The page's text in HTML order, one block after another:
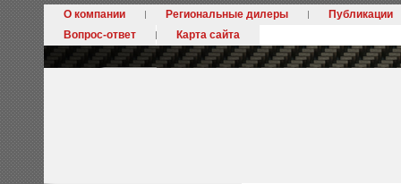
О компании Региональные дилеры
Публикации
Вопрос-ответ
Карта сайта